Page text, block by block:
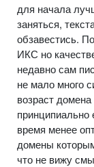
для начала
заняться,
обзавестись.
ИКС но
недавно сам
не мало много
возраст
время менее
домены
что не вижу